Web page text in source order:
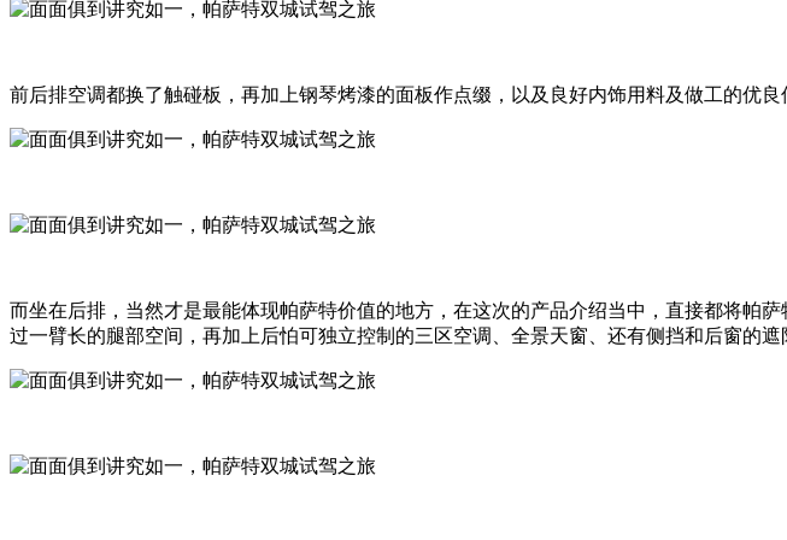
前后排空调都换了触碰板，再加上钢琴烤漆的面板作点缀，以及良好内饰用料及做工的优
而坐在后排，当然才是最能体现帕萨特价值的地方，在这次的产品介绍当中，直接都将帕
过一臂长的腿部空间，再加上后怕可独立控制的三区空调、全景天窗、还有侧挡和后窗的